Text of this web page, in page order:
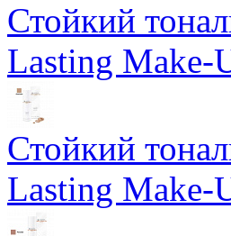
Стойкий
Lasting Make-
Стойкий
Lasting Make-